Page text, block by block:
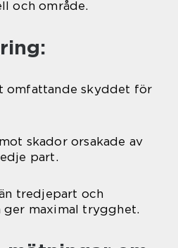
och område.
omfattande skyddet för
skador orsakade av
part.
tredjepart och
ger maximal trygghet.